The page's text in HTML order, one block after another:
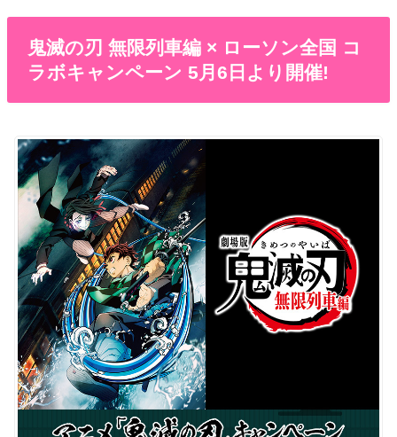
鬼滅の刃 無限列車編 × ローソン全国 コ
ラボキャンペーン 5月6日より開催!